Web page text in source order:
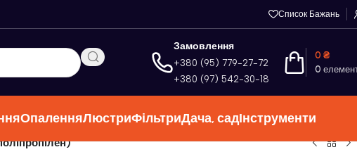
Список Бажань
Замовлення
+380 (95) 779-27-72
+380 (97) 542-30-18
0
0 ₴
ОпаленняЛюстриФільтриДача, садІнструменти